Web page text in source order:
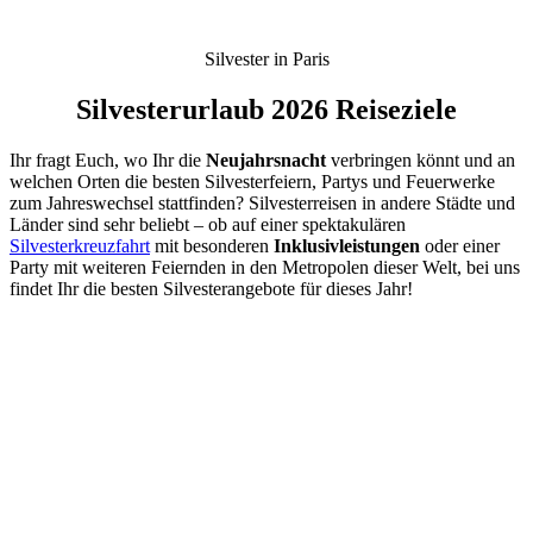
Silvester in Paris
Silvesterurlaub 2026 Reiseziele
Ihr fragt Euch, wo Ihr die Neujahrsnacht verbringen könnt und an
welchen Orten die besten Silvesterfeiern, Partys und Feuerwerke
zum Jahreswechsel stattfinden? Silvesterreisen in andere Städte und
Länder sind sehr beliebt – ob auf einer spektakulären
Silvesterkreuzfahrt mit besonderen Inklusivleistungen oder einer
Party mit weiteren Feiernden in den Metropolen dieser Welt, bei uns
findet Ihr die besten Silvesterangebote für dieses Jahr!